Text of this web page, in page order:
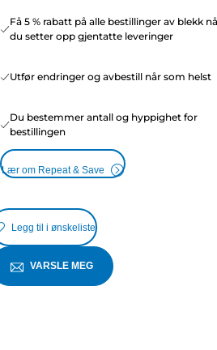
Få 5 % rabatt på alle bestillinger av blekk
du setter opp gjentatte leveringer
Utfør endringer og avbestill når som helst
Du bestemmer antall og hyppighet for
bestillingen
Lær om Repeat & Save
Legg til i ønskeliste
VARSLE MEG